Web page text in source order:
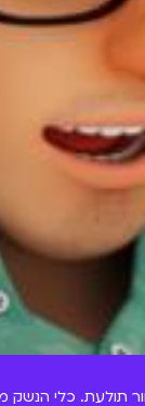
כלי